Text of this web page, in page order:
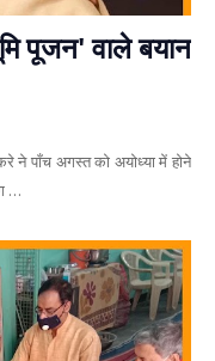
पूजन' वाले बयान
ने पाँच अगस्त को अयोध्या में होने
…